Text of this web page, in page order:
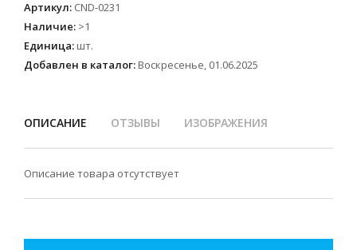
Артикул: CND-0231
Наличие: >1
Единица: шт.
Добавлен в каталог: Воскресенье, 01.06.2025
ОПИСАНИЕ ОТЗЫВЫ ИЗОБРАЖЕНИЯ
Описание товара отсутствует